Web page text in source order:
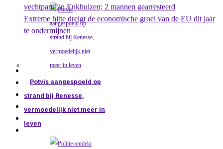
Potvis aangespoeld op
strand bij Renesse,
vermoedelijk niet meer in
leven
vechtpartij in Enkhuizen; 2 mannen gearresteerd
Extreme hitte dreigt de economische groei van de EU dit jaar
te ondermijnen